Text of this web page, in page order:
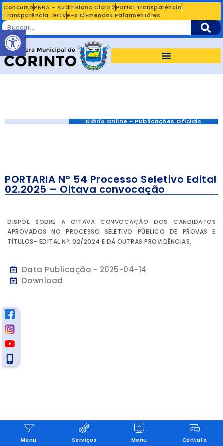
ConcursoPNBA - Audir Blanc Ciclo 2Portal Transparência
Transparência .GOVe-SICEmendas Palarmentáres
Diário Online - Publicações Oficiais
PORTARIA Nº 54 Processo Seletivo Edital
02.2025 – Oitava convocação
DISPÕE SOBRE A OITAVA CONVOCAÇÃO DOS CANDIDATOS
APROVADOS NO PROCESSO SELETIVO PÚBLICO DE PROVAS E
TÍTULOS- EDITAL Nº. 02/2024 E DÁ OUTRAS PROVIDÊNCIAS.
Data Publicação - 2025-04-14
Download
Menu Serviços Menu Contato
Abrir a barra de ferramentas